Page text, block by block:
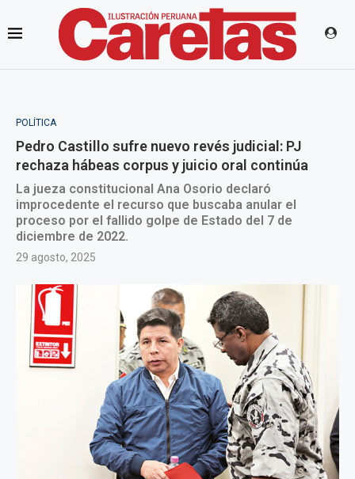
POLÍTICA
Pedro Castillo sufre nuevo revés judicial: PJ
rechaza hábeas corpus y juicio oral continúa
La jueza constitucional Ana Osorio declaró
improcedente el recurso que buscaba anular el
proceso por el fallido golpe de Estado del 7 de
diciembre de 2022.
29 agosto, 2025